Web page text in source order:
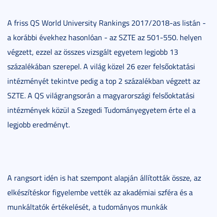
A friss QS World University Rankings 2017/2018-as listán -
a korábbi évekhez hasonlóan - az SZTE az 501-550. helyen
végzett, ezzel az összes vizsgált egyetem legjobb 13
százalékában szerepel. A világ közel 26 ezer felsőoktatási
intézményét tekintve pedig a top 2 százalékban végzett az
SZTE. A QS világrangsorán a magyarországi felsőoktatási
intézmények közül a Szegedi Tudományegyetem érte el a
legjobb eredményt.
A rangsort idén is hat szempont alapján állították össze, az
elkészítéskor figyelembe vették az akadémiai szféra és a
munkáltatók értékelését, a tudományos munkák